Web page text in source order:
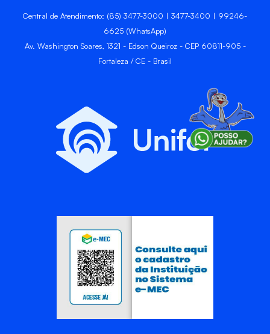
Central de Atendimento: (85) 3477-3000 | 3477-3400 | 99246-
6625 (WhatsApp)
Av. Washington Soares, 1321 - Edson Queiroz - CEP 60811-905 -
Fortaleza / CE - Brasil